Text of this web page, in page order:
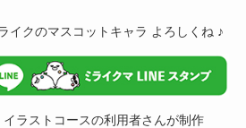
イクのマスコットキャラ よろしくね ♪
イラストコースの利用者さんが制作